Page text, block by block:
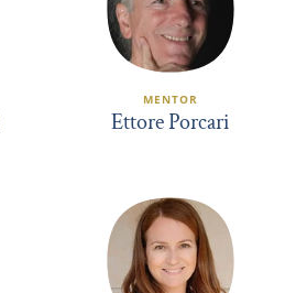
MENTOR
Ettore Porcari